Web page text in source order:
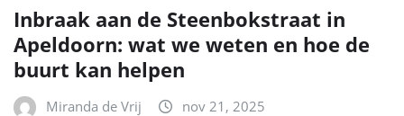
Inbraak aan de Steenbokstraat in
Apeldoorn: wat we weten en hoe de
buurt kan helpen
Miranda de Vrij nov 21, 2025